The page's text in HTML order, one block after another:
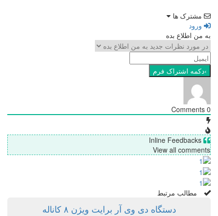
مشترک ها
ورود
به من اطلاع بده
0
Comments
Inline Feedbacks
View all comments
مطالب مرتبط
دستگاه دی وی آر برایت ویژن ۸ کاناله